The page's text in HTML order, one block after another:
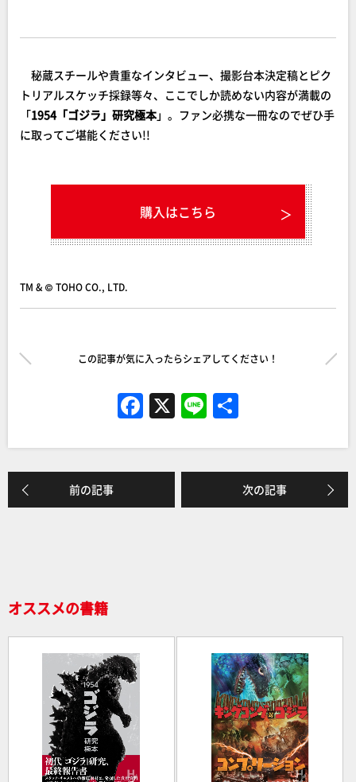
秘蔵スチールや貴重なインタビュー、撮影台本決定稿とピク
トリアルスケッチ採録等々、ここでしか読めない内容が満載の
「1954「ゴジラ」研究極本」。ファン必携な一冊なのでぜひ手
に取ってご堪能ください!!
購入はこちら
TM & © TOHO CO., LTD.
この記事が気に入ったらシェアしてください！
F
c
e
b
X Li
e
前の記事 次の記事
オススメの書籍